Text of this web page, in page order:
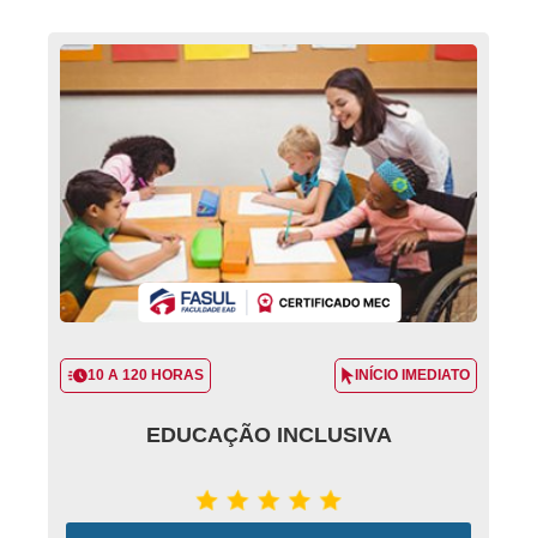
10 A 120 HORAS INÍCIO IMEDIATO
EDUCAÇÃO INCLUSIVA